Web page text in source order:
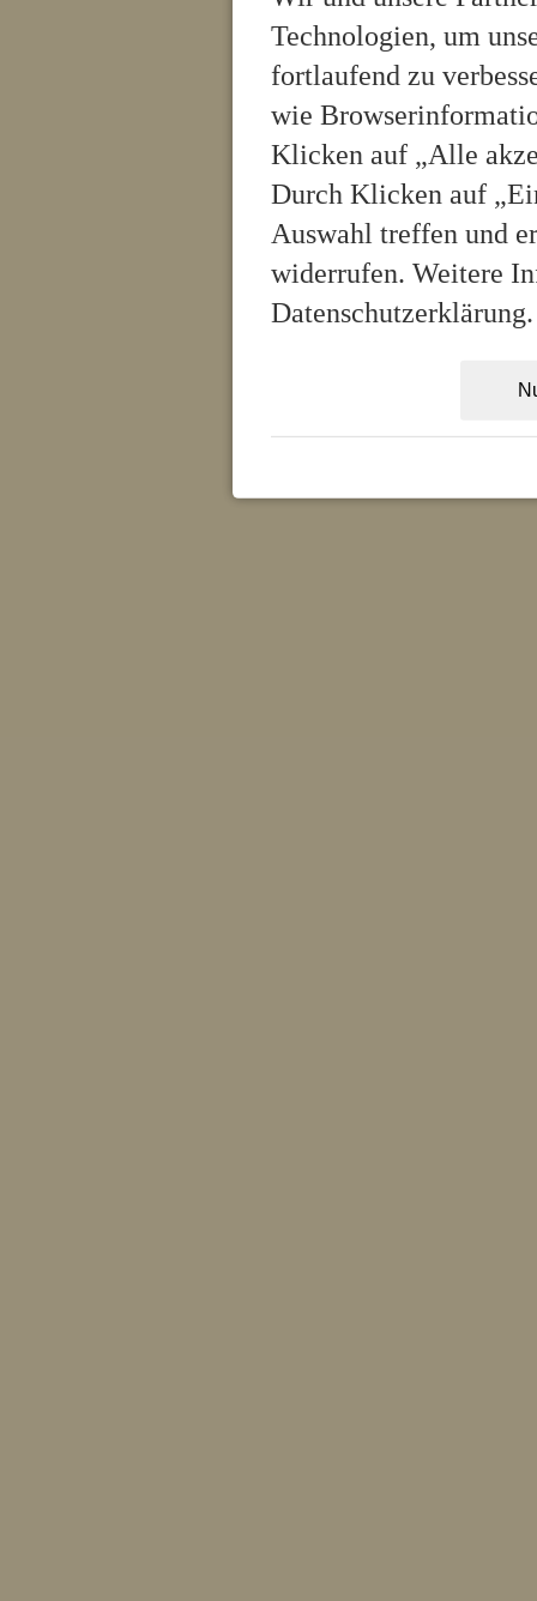
Technologien, um
fortlaufend zu
wie
Klicken auf „Alle
Durch Klicken auf
Auswahl treffen und
widerrufen. Weitere
Datenschutzerklärung.